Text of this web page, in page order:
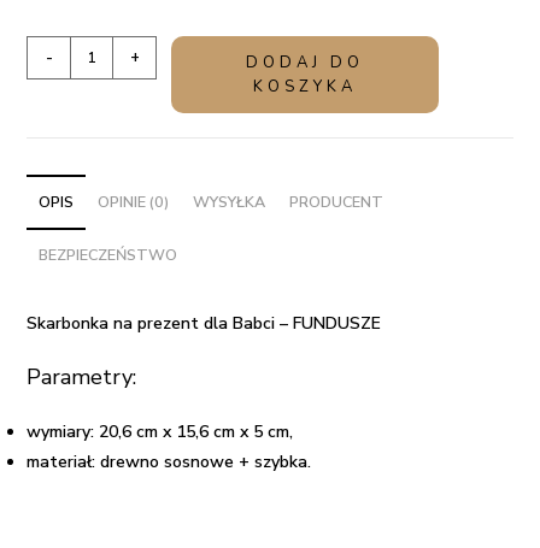
Skarbonka
dla
Babci
-
FUNDUSZE
- +
DODAJ DO
KOSZYKA
OPIS OPINIE (0) WYSYŁKA PRODUCENT
BEZPIECZEŃSTWO
Skarbonka na prezent dla Babci – FUNDUSZE
Parametry:
wymiary: 20,6 cm x 15,6 cm x 5 cm,
materiał: drewno sosnowe + szybka.